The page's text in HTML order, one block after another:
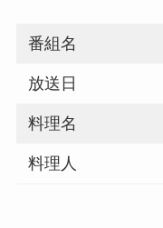
番組名
放送日
料理名
料理人